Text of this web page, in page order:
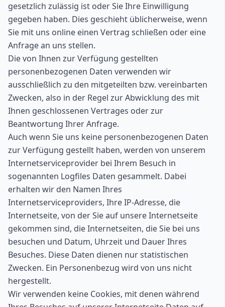
gesetzlich zulässig ist oder Sie Ihre Einwilligung
gegeben haben. Dies geschieht üblicherweise, wenn
Sie mit uns online einen Vertrag schließen oder eine
Anfrage an uns stellen.
Die von Ihnen zur Verfügung gestellten
personenbezogenen Daten verwenden wir
ausschließlich zu den mitgeteilten bzw. vereinbarten
Zwecken, also in der Regel zur Abwicklung des mit
Ihnen geschlossenen Vertrages oder zur
Beantwortung Ihrer Anfrage.
Auch wenn Sie uns keine personenbezogenen Daten
zur Verfügung gestellt haben, werden von unserem
Internetserviceprovider bei Ihrem Besuch in
sogenannten Logfiles Daten gesammelt. Dabei
erhalten wir den Namen Ihres
Internetserviceproviders, Ihre IP-Adresse, die
Internetseite, von der Sie auf unsere Internetseite
gekommen sind, die Internetseiten, die Sie bei uns
besuchen und Datum, Uhrzeit und Dauer Ihres
Besuches. Diese Daten dienen nur statistischen
Zwecken. Ein Personenbezug wird von uns nicht
hergestellt.
Wir verwenden keine Cookies, mit denen während